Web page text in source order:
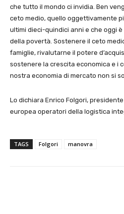
che tutto il mondo ci invidia. Ben
ceto medio, quello oggettivamente
ultimi dieci-quindici anni e che oggi
della povertà. Sostenere il ceto
famiglie, rivalutarne il potere
sostenere la crescita economica e i
nostra economia di mercato non si
Lo dichiara Enrico Folgori,
europea operatori della logistica
TAGS Folgori manovra